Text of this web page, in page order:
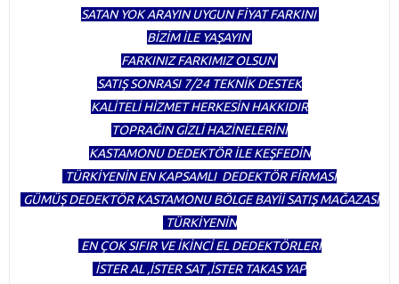
SATAN YOK ARAYIN UYGUN FİYAT FARKINI
BİZİM İLE YAŞAYIN
FARKINIZ FARKIMIZ OLSUN
SATIŞ SONRASI 7/24 TEKNİK DESTEK
KALİTELİ HİZMET HERKESİN HAKKIDIR
TOPRAĞIN GİZLİ HAZİNELERİNİ
KASTAMONU DEDEKTÖR İLE KEŞFEDİN
TÜRKİYENİN EN KAPSAMLI DEDEKTÖR FİRMASI
GÜMÜŞ DEDEKTÖR KASTAMONU BÖLGE BAYİİ SATIŞ MAĞAZASI
TÜRKİYENİN
EN ÇOK SIFIR VE İKİNCİ EL DEDEKTÖRLERİ
İSTER AL ,İSTER SAT ,İSTER TAKAS YAP